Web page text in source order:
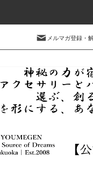
メルマガ登録・